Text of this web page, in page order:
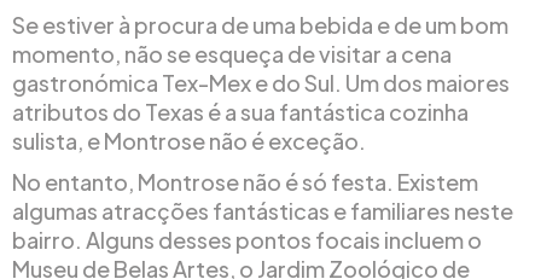
Se estiver à procura de uma bebida e de um bom
momento, não se esqueça de visitar a cena
gastronómica Tex-Mex e do Sul. Um dos maiores
atributos do Texas é a sua fantástica cozinha
sulista, e Montrose não é exceção.
No entanto, Montrose não é só festa. Existem
algumas atracções fantásticas e familiares neste
bairro. Alguns desses pontos focais incluem o
Museu de Belas Artes, o Jardim Zoológico de